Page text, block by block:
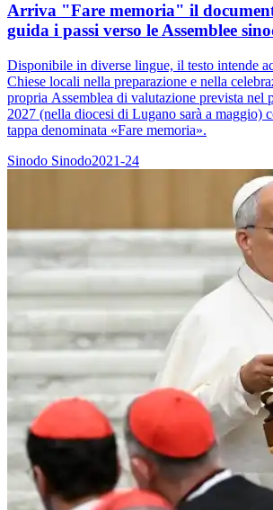
Arriva "Fare memoria" il
guida i passi verso le Assemblee
Disponibile in diverse lingue, il testo intende
Chiese locali nella preparazione e nella
propria Assemblea di valutazione prevista nel
2027 (nella diocesi di Lugano sarà a maggio)
tappa denominata «Fare memoria».
Sinodo Sinodo2021-24